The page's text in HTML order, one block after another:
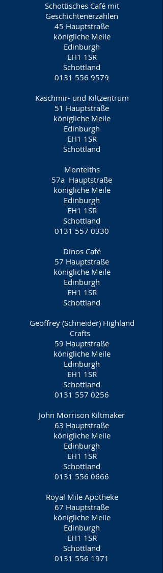
Schottisches Café mit
Geschichtenerzählen
45 Hauptstraße
königliche Meile
Edinburgh
EH1 1SR
Schottland
0131 556 9579
Kaschmir- und Kiltzentrum
51 Hauptstraße
königliche Meile
Edinburgh
EH1 1SR
Schottland
Monteiths
57a Hauptstraße
königliche Meile
Edinburgh
EH1 1SR
Schottland
0131 557 0330
Dinos Café
57 Hauptstraße
königliche Meile
Edinburgh
EH1 1SR
Schottland
Geoffrey (Schneider) Highland
Crafts
59 Hauptstraße
königliche Meile
Edinburgh
EH1 1SR
Schottland
0131 557 0256
John Morrison Kiltmaker
63 Hauptstraße
königliche Meile
Edinburgh
EH1 1SR
Schottland
0131 556 0666
Royal Mile Apotheke
67 Hauptstraße
königliche Meile
Edinburgh
EH1 1SR
Schottland
0131 556 1971